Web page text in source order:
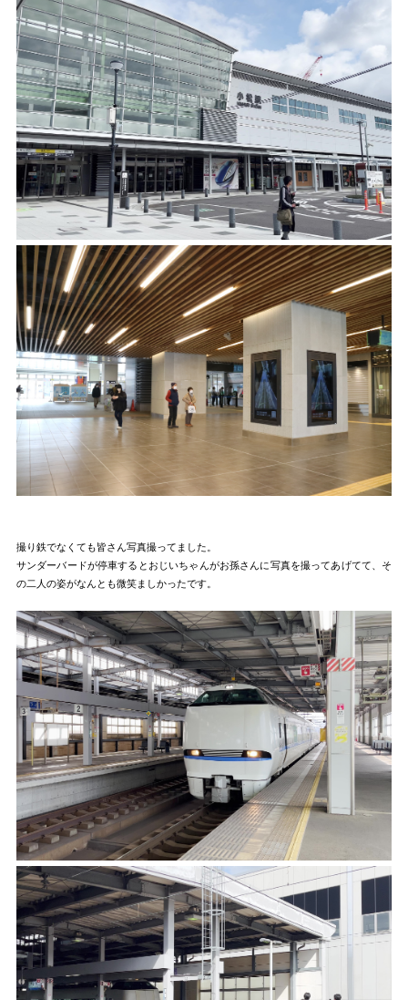
撮り鉄でなくても皆さん写真撮ってました。
サンダーバードが停車するとおじいちゃんがお孫さんに写真を撮ってあげてて、そ
の二人の姿がなんとも微笑ましかったです。